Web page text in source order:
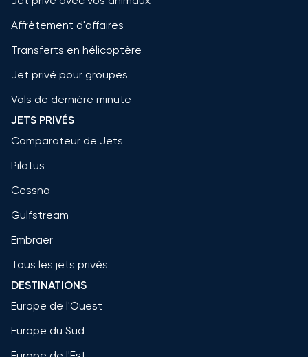
Affrètement d'affaires
Transferts en hélicoptère
Jet privé pour groupes
Vols de dernière minute
JETS PRIVÉS
Comparateur de Jets
Pilatus
Cessna
Gulfstream
Embraer
Tous les jets privés
DESTINATIONS
Europe de l'Ouest
Europe du Sud